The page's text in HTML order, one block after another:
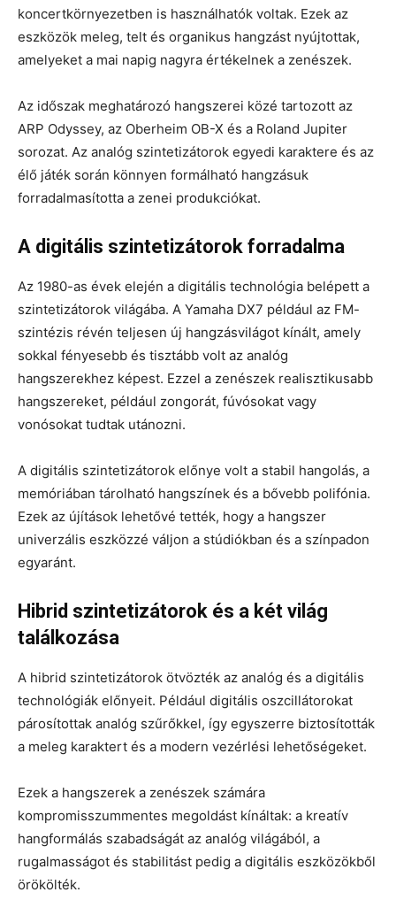
koncertkörnyezetben is használhatók voltak. Ezek az
eszközök meleg, telt és organikus hangzást nyújtottak,
amelyeket a mai napig nagyra értékelnek a zenészek.
Az időszak meghatározó hangszerei közé tartozott az
ARP Odyssey, az Oberheim OB-X és a Roland Jupiter
sorozat. Az analóg szintetizátorok egyedi karaktere és az
élő játék során könnyen formálható hangzásuk
forradalmasította a zenei produkciókat.
A digitális szintetizátorok forradalma
Az 1980-as évek elején a digitális technológia belépett a
szintetizátorok világába. A Yamaha DX7 például az FM-
szintézis révén teljesen új hangzásvilágot kínált, amely
sokkal fényesebb és tisztább volt az analóg
hangszerekhez képest. Ezzel a zenészek realisztikusabb
hangszereket, például zongorát, fúvósokat vagy
vonósokat tudtak utánozni.
A digitális szintetizátorok előnye volt a stabil hangolás, a
memóriában tárolható hangszínek és a bővebb polifónia.
Ezek az újítások lehetővé tették, hogy a hangszer
univerzális eszközzé váljon a stúdiókban és a színpadon
egyaránt.
Hibrid szintetizátorok és a két világ
találkozása
A hibrid szintetizátorok ötvözték az analóg és a digitális
technológiák előnyeit. Például digitális oszcillátorokat
párosítottak analóg szűrőkkel, így egyszerre biztosították
a meleg karaktert és a modern vezérlési lehetőségeket.
Ezek a hangszerek a zenészek számára
kompromisszummentes megoldást kínáltak: a kreatív
hangformálás szabadságát az analóg világából, a
rugalmasságot és stabilitást pedig a digitális eszközökből
örökölték.